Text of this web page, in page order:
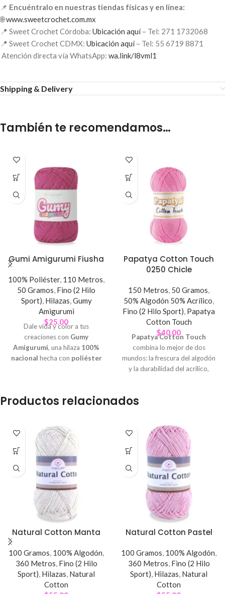
📌 Encuéntralo en nuestras tiendas físicas y en línea:
🌐www.sweetcrochet.com.mx
📍 Sweet Crochet Córdoba: Ubicación aquí– Tel: 271 1732068
📍 Sweet Crochet CDMX: Ubicación aquí– Tel: 55 6719 8871
Atención directa vía WhatsApp: wa.link/l8vml1
Shipping & Delivery
También te recomendamos…
Gumi Amigurumi Fiusha
100% Poliéster, 110 Metros,
50 Gramos, Fino (2 Hilo
Sport), Hilazas,Gumy
Amigurumi
$25.00
Dale vida y color a tus
creaciones con Gumy
Amigurumi, una hilaza 100%
nacional hecha con poliéster
tacto similar al algodón, se
y, sobre todo, para el
del amigurumi, donde cada
detalle cobra vida.
Papatya Cotton Touch
0250 Chicle
150 Metros, 50 Gramos,
50% Algodón 50% Acrílico,
Fino (2 Hilo Sport), Papatya
Cotton Touch
$40.00
Papatya Cotton Touch
combina lo mejor de dos
mundos: la frescura del algodón
y la durabilidad del acrílico,
Productos relacionados
Natural Cotton Manta
100 Gramos, 100% Algodón,
360 Metros, Fino (2 Hilo
Sport), Hilazas, Natural
Cotton
Natural Cotton Pastel
100 Gramos, 100% Algodón,
360 Metros, Fino (2 Hilo
Sport), Hilazas, Natural
Cotton